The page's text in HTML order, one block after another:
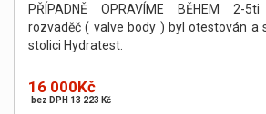
PŘÍPADNĚ OPRAVÍME BĚHEM 2-
rozvaděč ( valve body ) byl otestován a
stolici Hydratest.
16 000Kč
bez DPH 13 223 Kč